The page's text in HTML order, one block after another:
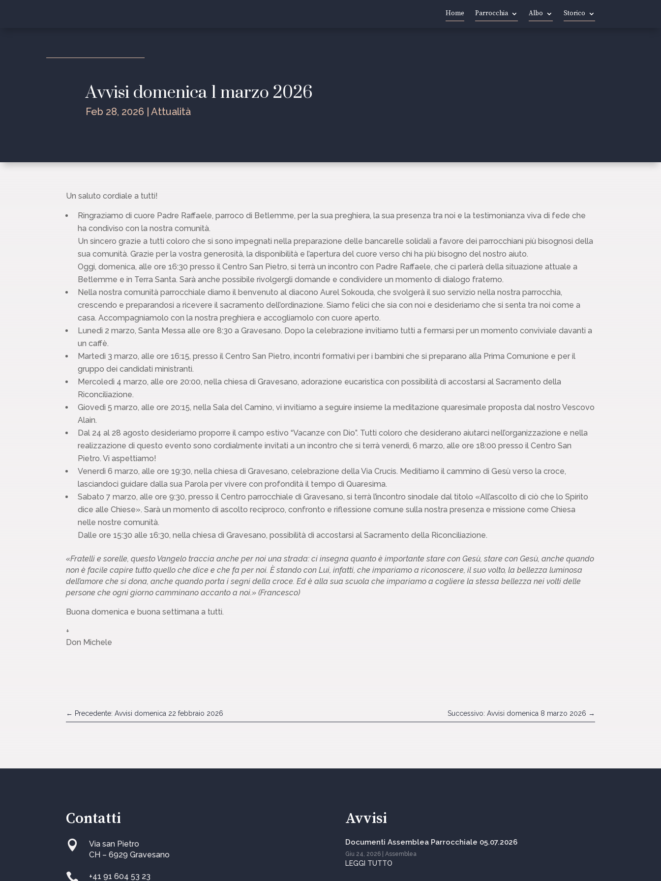
Home Parrocchia Albo Storico
Avvisi domenica 1 marzo 2026
Feb 28, 2026 |Attualità
Un saluto cordiale a tutti!
Ringraziamo di cuore Padre Raffaele, parroco di Betlemme, per la sua preghiera, la sua presenza tra noi e la testimonianza viva di fede che
ha condiviso con la nostra comunità.
Un sincero grazie a tutti coloro che si sono impegnati nella preparazione delle bancarelle solidali a favore dei parrocchiani più bisognosi della
sua comunità. Grazie per la vostra generosità, la disponibilità e l’apertura del cuore verso chi ha più bisogno del nostro aiuto.
Oggi, domenica, alle ore 16:30 presso il Centro San Pietro, si terrà un incontro con Padre Raffaele, che ci parlerà della situazione attuale a
Betlemme e in Terra Santa. Sarà anche possibile rivolgergli domande e condividere un momento di dialogo fraterno.
Nella nostra comunità parrocchiale diamo il benvenuto al diacono Aurel Sokouda, che svolgerà il suo servizio nella nostra parrocchia,
crescendo e preparandosi a ricevere il sacramento dell’ordinazione. Siamo felici che sia con noi e desideriamo che si senta tra noi come a
casa. Accompagniamolo con la nostra preghiera e accogliamolo con cuore aperto.
Lunedì 2 marzo, Santa Messa alle ore 8:30 a Gravesano. Dopo la celebrazione invitiamo tutti a fermarsi per un momento conviviale davanti a
un caffè.
Martedì 3 marzo, alle ore 16:15, presso il Centro San Pietro, incontri formativi per i bambini che si preparano alla Prima Comunione e per il
gruppo dei candidati ministranti.
Mercoledì 4 marzo, alle ore 20:00, nella chiesa di Gravesano, adorazione eucaristica con possibilità di accostarsi al Sacramento della
Riconciliazione.
Giovedì 5 marzo, alle ore 20:15, nella Sala del Camino, vi invitiamo a seguire insieme la meditazione quaresimale proposta dal nostro Vescovo
Alain.
Dal 24 al 28 agosto desideriamo proporre il campo estivo “Vacanze con Dio”. Tutti coloro che desiderano aiutarci nell’organizzazione e nella
realizzazione di questo evento sono cordialmente invitati a un incontro che si terrà venerdì, 6 marzo, alle ore 18:00 presso il Centro San
Pietro. Vi aspettiamo!
Venerdì 6 marzo, alle ore 19:30, nella chiesa di Gravesano, celebrazione della Via Crucis. Meditiamo il cammino di Gesù verso la croce,
lasciandoci guidare dalla sua Parola per vivere con profondità il tempo di Quaresima.
Sabato 7 marzo, alle ore 9:30, presso il Centro parrocchiale di Gravesano, si terrà l’incontro sinodale dal titolo «All’ascolto di ciò che lo Spirito
dice alle Chiese». Sarà un momento di ascolto reciproco, confronto e riflessione comune sulla nostra presenza e missione come Chiesa
nelle nostre comunità.
Dalle ore 15:30 alle 16:30, nella chiesa di Gravesano, possibilità di accostarsi al Sacramento della Riconciliazione.
«Fratelli e sorelle, questo Vangelo traccia anche per noi una strada: ci insegna quanto è importante stare con Gesù, stare con Gesù, anche quando
non è facile capire tutto quello che dice e che fa per noi. È stando con Lui, infatti, che impariamo a riconoscere, il suo volto, la bellezza luminosa
dell’amore che si dona, anche quando porta i segni della croce. Ed è alla sua scuola che impariamo a cogliere la stessa bellezza nei volti delle
persone che ogni giorno camminano accanto a noi.» (Francesco)
Buona domenica e buona settimana a tutti.
+
Don Michele
← Precedente: Avvisi domenica 22 febbraio 2026 Successivo: Avvisi domenica 8 marzo 2026 →
Contatti

Via san Pietro
CH – 6929 Gravesano
 +41 91 604 53 23
Avvisi
Documenti Assemblea Parrocchiale 05.07.2026
Giu 24, 2026| Assemblea
LEGGI TUTTO